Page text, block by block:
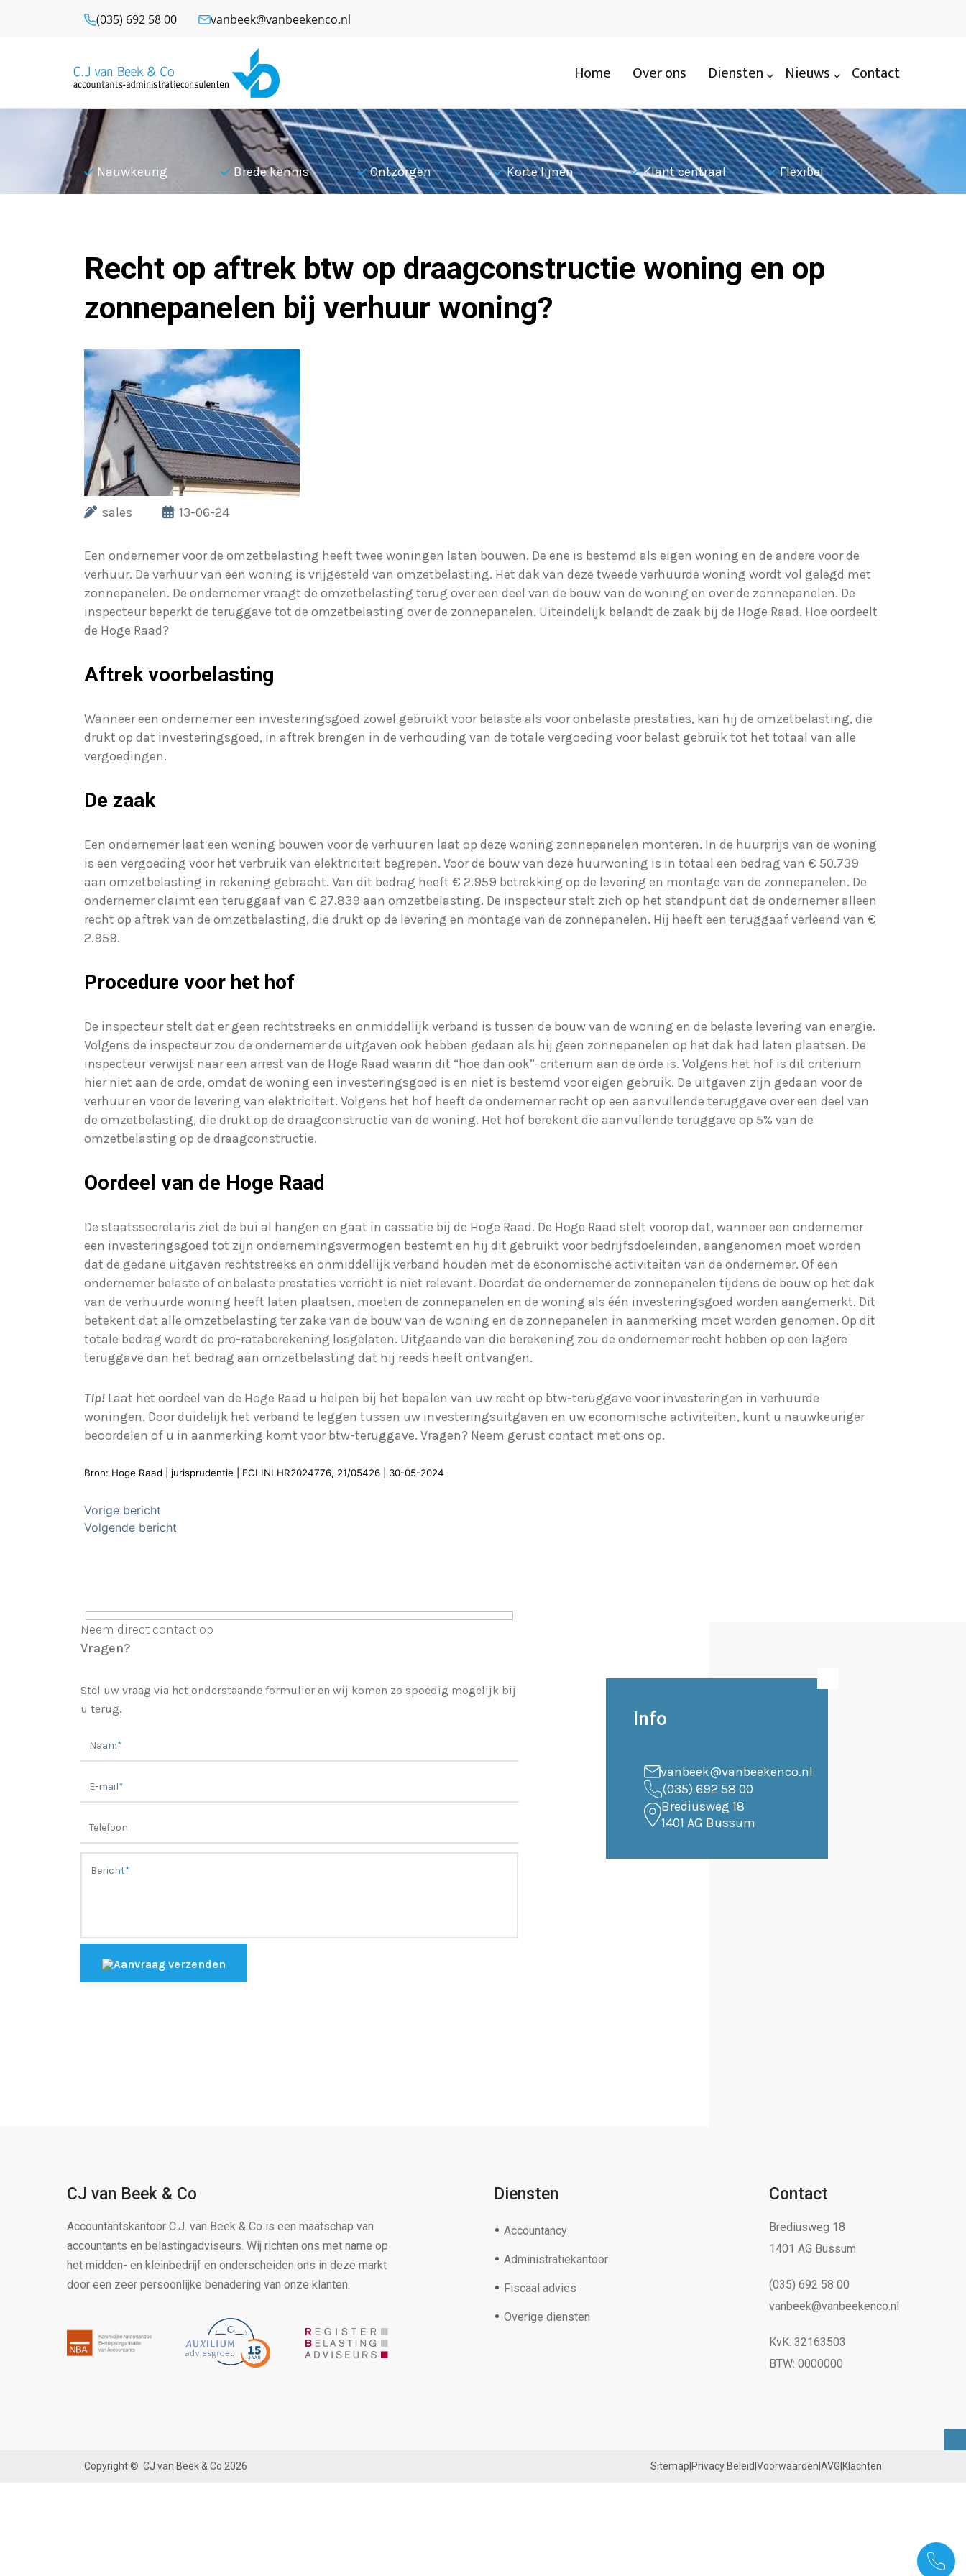
(035) 692 58 00 vanbeek@vanbeekenco.nl
Home Over ons Diensten Nieuws Contact
Nauwkeurig Brede kennis Ontzorgen Korte lijnen Klant centraal Flexibel
Recht op aftrek btw op draagconstructie woning en op
zonnepanelen bij verhuur woning?
sales 13-06-24
Een ondernemer voor de omzetbelasting heeft twee woningen laten bouwen. De ene is bestemd als eigen woning en de andere voor de
verhuur. De verhuur van een woning is vrijgesteld van omzetbelasting. Het dak van deze tweede verhuurde woning wordt vol gelegd met
zonnepanelen. De ondernemer vraagt de omzetbelasting terug over een deel van de bouw van de woning en over de zonnepanelen. De
inspecteur beperkt de teruggave tot de omzetbelasting over de zonnepanelen. Uiteindelijk belandt de zaak bij de Hoge Raad. Hoe oordeelt
de Hoge Raad?
Aftrek voorbelasting
Wanneer een ondernemer een investeringsgoed zowel gebruikt voor belaste als voor onbelaste prestaties, kan hij de omzetbelasting, die
drukt op dat investeringsgoed, in aftrek brengen in de verhouding van de totale vergoeding voor belast gebruik tot het totaal van alle
vergoedingen.
De zaak
Een ondernemer laat een woning bouwen voor de verhuur en laat op deze woning zonnepanelen monteren. In de huurprijs van de woning
is een vergoeding voor het verbruik van elektriciteit begrepen. Voor de bouw van deze huurwoning is in totaal een bedrag van € 50.739
aan omzetbelasting in rekening gebracht. Van dit bedrag heeft € 2.959 betrekking op de levering en montage van de zonnepanelen. De
ondernemer claimt een teruggaaf van € 27.839 aan omzetbelasting. De inspecteur stelt zich op het standpunt dat de ondernemer alleen
recht op aftrek van de omzetbelasting, die drukt op de levering en montage van de zonnepanelen. Hij heeft een teruggaaf verleend van €
2.959.
Procedure voor het hof
De inspecteur stelt dat er geen rechtstreeks en onmiddellijk verband is tussen de bouw van de woning en de belaste levering van energie.
Volgens de inspecteur zou de ondernemer de uitgaven ook hebben gedaan als hij geen zonnepanelen op het dak had laten plaatsen. De
inspecteur verwijst naar een arrest van de Hoge Raad waarin dit “hoe dan ook”-criterium aan de orde is. Volgens het hof is dit criterium
hier niet aan de orde, omdat de woning een investeringsgoed is en niet is bestemd voor eigen gebruik. De uitgaven zijn gedaan voor de
verhuur en voor de levering van elektriciteit. Volgens het hof heeft de ondernemer recht op een aanvullende teruggave over een deel van
de omzetbelasting, die drukt op de draagconstructie van de woning. Het hof berekent die aanvullende teruggave op 5% van de
omzetbelasting op de draagconstructie.
Oordeel van de Hoge Raad
De staatssecretaris ziet de bui al hangen en gaat in cassatie bij de Hoge Raad. De Hoge Raad stelt voorop dat, wanneer een ondernemer
een investeringsgoed tot zijn ondernemingsvermogen bestemt en hij dit gebruikt voor bedrijfsdoeleinden, aangenomen moet worden
dat de gedane uitgaven rechtstreeks en onmiddellijk verband houden met de economische activiteiten van de ondernemer. Of een
ondernemer belaste of onbelaste prestaties verricht is niet relevant. Doordat de ondernemer de zonnepanelen tijdens de bouw op het dak
van de verhuurde woning heeft laten plaatsen, moeten de zonnepanelen en de woning als één investeringsgoed worden aangemerkt. Dit
betekent dat alle omzetbelasting ter zake van de bouw van de woning en de zonnepanelen in aanmerking moet worden genomen. Op dit
totale bedrag wordt de pro-rataberekening losgelaten. Uitgaande van die berekening zou de ondernemer recht hebben op een lagere
teruggave dan het bedrag aan omzetbelasting dat hij reeds heeft ontvangen.
Tip! Laat het oordeel van de Hoge Raad u helpen bij het bepalen van uw recht op btw-teruggave voor investeringen in verhuurde
woningen. Door duidelijk het verband te leggen tussen uw investeringsuitgaven en uw economische activiteiten, kunt u nauwkeuriger
beoordelen of u in aanmerking komt voor btw-teruggave. Vragen? Neem gerust contact met ons op.
Bron: Hoge Raad | jurisprudentie | ECLINLHR2024776, 21/05426 | 30-05-2024
Bericht
navigatie
Vorige bericht
Volgende bericht
Neem direct contact op
Vragen?
Stel uw vraag via het onderstaande formulier en wij komen zo spoedig mogelijk bij
u terug.
Aanvraag verzenden
Info
vanbeek@vanbeekenco.nl
(035) 692 58 00
Brediusweg 18
1401 AG Bussum
CJ van Beek & Co
Accountantskantoor C.J. van Beek & Co is een maatschap van
accountants en belastingadviseurs. Wij richten ons met name op
het midden- en kleinbedrijf en onderscheiden ons in deze markt
door een zeer persoonlijke benadering van onze klanten.
Diensten
Accountancy
Administratiekantoor
Fiscaal advies
Overige diensten
Contact
Brediusweg 18
1401 AG Bussum
(035) 692 58 00
vanbeek@vanbeekenco.nl
KvK: 32163503
BTW: 0000000
Copyright © CJ van Beek & Co 2026 Sitemap Privacy Beleid Voorwaarden AVG Klachten